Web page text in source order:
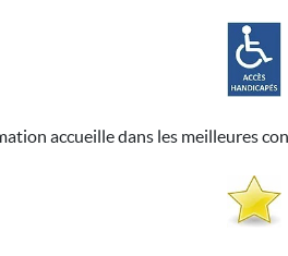
accueille dans les meilleures